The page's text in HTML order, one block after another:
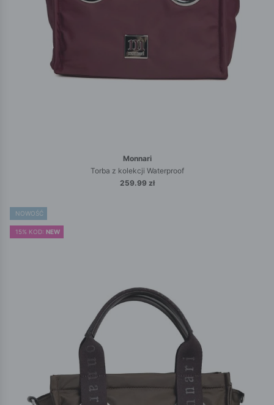
Monnari
Torba z kolekcji Waterproof
259.99 zł
NOWOŚĆ
15% KOD: NEW